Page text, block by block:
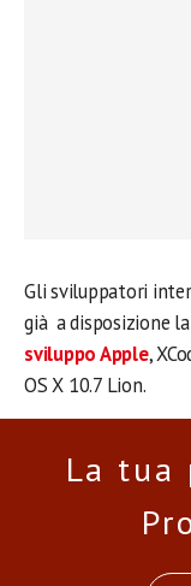
Gli sviluppatori
già a disposizione
sviluppo Apple,
OS X 10.7 Lion.
La tua